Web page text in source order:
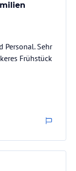
Personal. Sehr
Frühstück